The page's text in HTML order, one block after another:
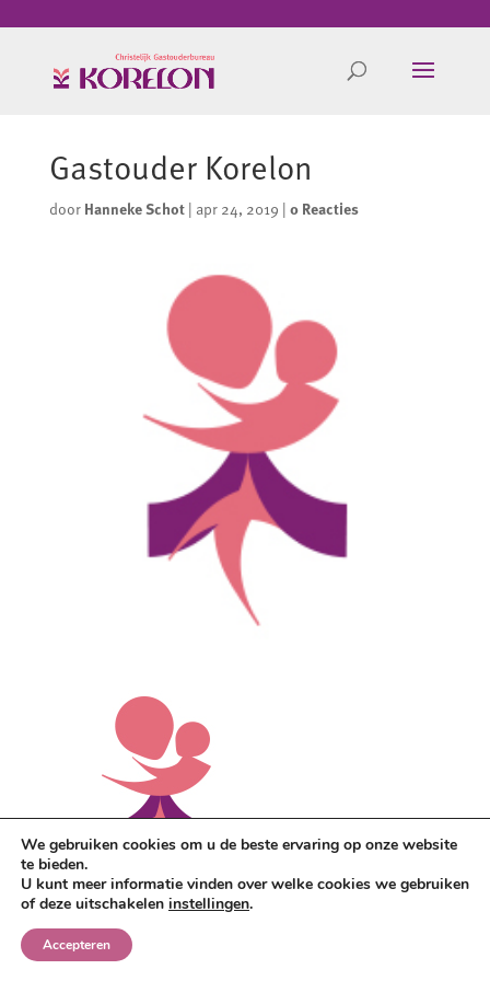
Gastouder Korelon
doorHanneke Schot| apr 24, 2019 |0 Reacties
We gebruiken cookies om u de beste ervaring op onze website
te bieden.
U kunt meer informatie vinden over welke cookies we gebruiken
of deze uitschakelen instellingen.
Accepteren